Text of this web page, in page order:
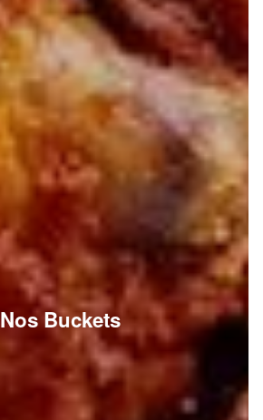
Nos Buckets